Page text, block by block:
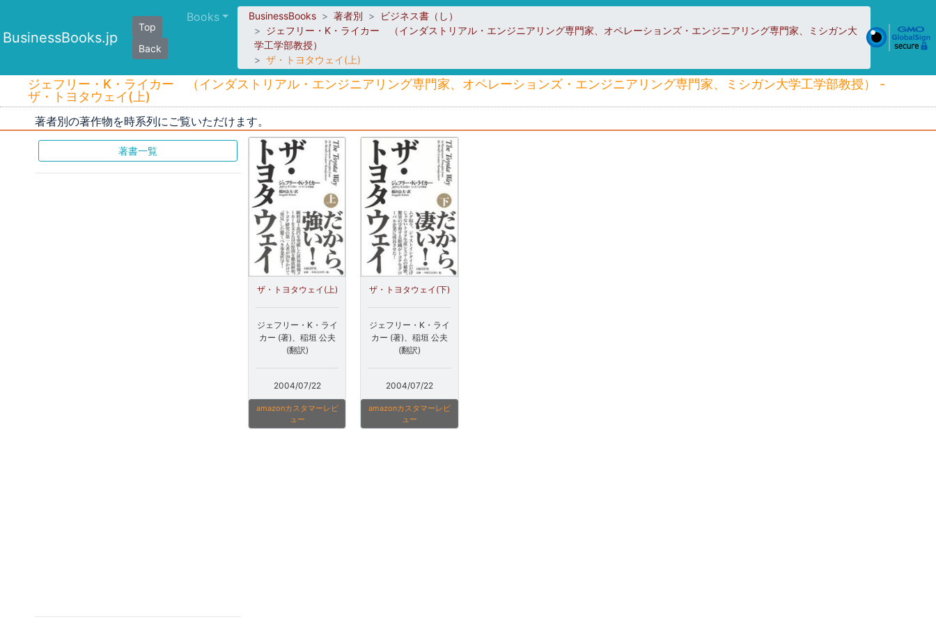
BusinessBooks.jp
Top
Back
Books BusinessBooks 著者別
ビジネス書（し）
ジェフリー・K・ライカー （インダストリアル・エンジニアリング専門家、オペレーションズ・エンジニアリング専門家、ミシガン大
学工学部教授）
ザ・トヨタウェイ(上)
ジェフリー・K・ライカー （インダストリアル・エンジニアリング専門家、オペレーションズ・エンジニアリング専門家、ミシガン大学工学部教授） -
ザ・トヨタウェイ(上)
著者別の著作物を時系列にご覧いただけます。
著書一覧
ザ・トヨタウェイ(上)
ジェフリー・K・ライ
カー (著)、稲垣 公夫
(翻訳)
2004/07/22
amazonカスタマーレビ
ュー
ザ・トヨタウェイ(下)
ジェフリー・K・ライ
カー (著)、稲垣 公夫
(翻訳)
2004/07/22
amazonカスタマーレビ
ュー